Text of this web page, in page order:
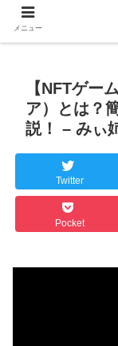
【NFTゲー
ア）とは？
説！ – みぃ
Twitter
Pocket
メニュー